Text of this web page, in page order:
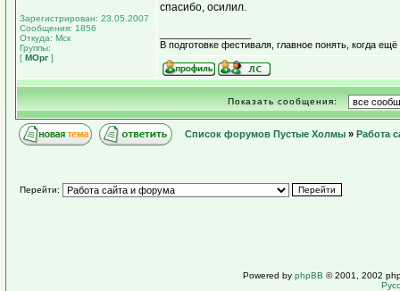
Зарегистрирован: 23.05.2007
Сообщения: 1856
Откуда: Мск
Группы:
[ МОрг ]
спасибо, осилил.
В подготовке фестиваля, главное понять, когда
Показать сообщения:
Список форумов Пустые Холмы » Работа
Перейти:
Powered by phpBB © 2001, 2002